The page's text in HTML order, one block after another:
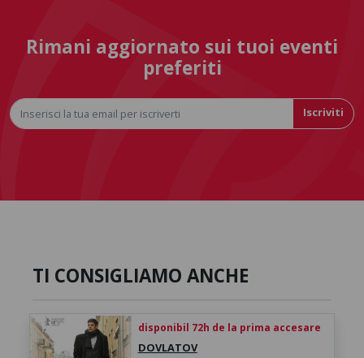
Rimani aggiornato sui tuoi eventi
preferiti
Iscriviti
TI CONSIGLIAMO ANCHE
disponibil 72h de la prima accesare
DOVLATOV